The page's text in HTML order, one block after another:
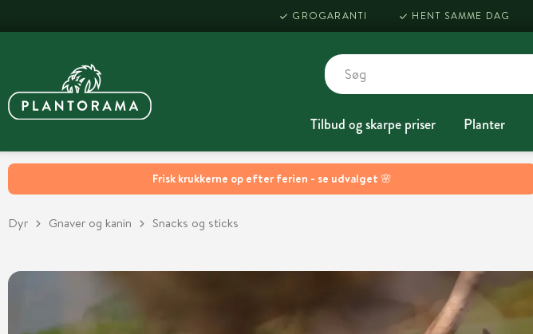
Frisk krukkerne op efter ferien - se udvalget 🌸
GROGARANTI HENT SAMME DAG
Tilbud og skarpe priser Planter
Dyr Gnaver og kanin Snacks og sticks